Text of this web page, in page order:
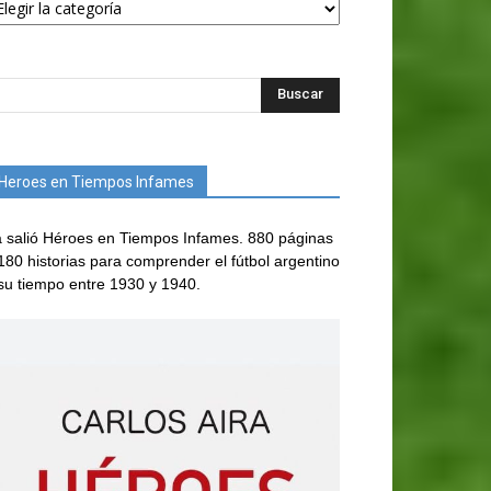
Heroes en Tiempos Infames
salió Héroes en Tiempos Infames. 880 páginas
historias para comprender el fútbol argentino
tiempo entre 1930 y 1940.